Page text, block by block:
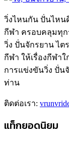
วิ่งไหนกัน ปั่นไหน
กีฬา ครอบคลุมทุก
วิ่ง ปั่นจักรยาน ไต
กีฬา ให้เรื่องกีฬา
การแข่งขันวิ่ง ปั่น
ท่าน
ติดต่อเรา:
แท็กยอดนิยม